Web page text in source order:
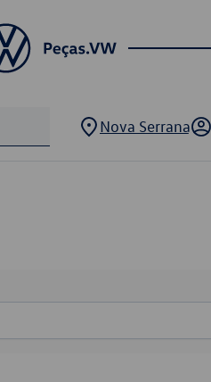
Nova Serrana